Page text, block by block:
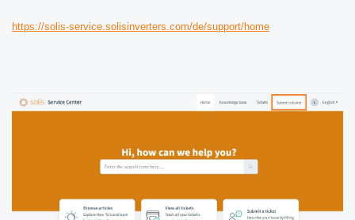
https://solis-service.solisinverters.com/de/support/home